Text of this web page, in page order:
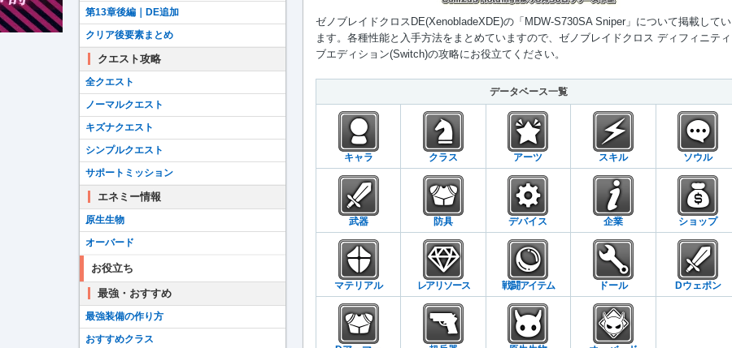
ゼノブレイドクロスDE(XenobladeXDE)の「MDW-S730SA Sniper」について掲載してい
ます。各種性能と入手方法をまとめていますので、ゼノブレイドクロス ディフィニティ
ブエディション(Switch)の攻略にお役立てください。
データベース一覧
キャラ クラス アーツ スキル ソウル
武器 防具 デバイス 企業 ショップ
マテリアル レアリソース 戦闘アイテム ドール Dウェポン
第13章後編｜DE追加
クリア後要素まとめ
クエスト攻略
全クエスト
ノーマルクエスト
キズナクエスト
シンプルクエスト
サポートミッション
エネミー情報
原生生物
オーバード
お役立ち
最強・おすすめ
最強装備の作り方
おすすめクラス